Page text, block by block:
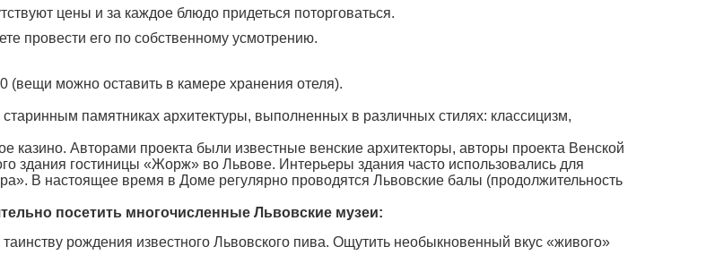
цены и за каждое блюдо придеться поторговаться.
провести его по собственному усмотрению.
(вещи можно оставить в камере хранения отеля).
памятниках архитектуры, выполненных в различных стилях: классицизм,
казино. Авторами проекта были известные венские архитекторы, авторы проекта Венской
здания гостиницы «Жорж» во Львове. Интерьеры здания часто использовались для
В настоящее время в Доме регулярно проводятся Львовские балы (продолжительность
посетить многочисленные Львовские музеи:
рождения известного Львовского пива. Ощутить необыкновенный вкус «живого»